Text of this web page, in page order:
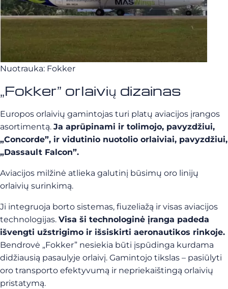
Nuotrauka: Fokker
„Fokker” orlaivių dizainas
Europos orlaivių gamintojas turi platų aviacijos įrangos
asortimentą. Ja aprūpinami ir tolimojo, pavyzdžiui,
„Concorde”, ir vidutinio nuotolio orlaiviai, pavyzdžiui,
„Dassault Falcon”.
Aviacijos milžinė atlieka galutinį būsimų oro linijų
orlaivių surinkimą.
Ji integruoja borto sistemas, fiuzeliažą ir visas aviacijos
technologijas. Visa ši technologinė įranga padeda
išvengti užstrigimo ir išsiskirti aeronautikos rinkoje.
Bendrovė „Fokker” nesiekia būti įspūdinga kurdama
didžiausią pasaulyje orlaivį. Gamintojo tikslas – pasiūlyti
oro transporto efektyvumą ir nepriekaištingą orlaivių
pristatymą.